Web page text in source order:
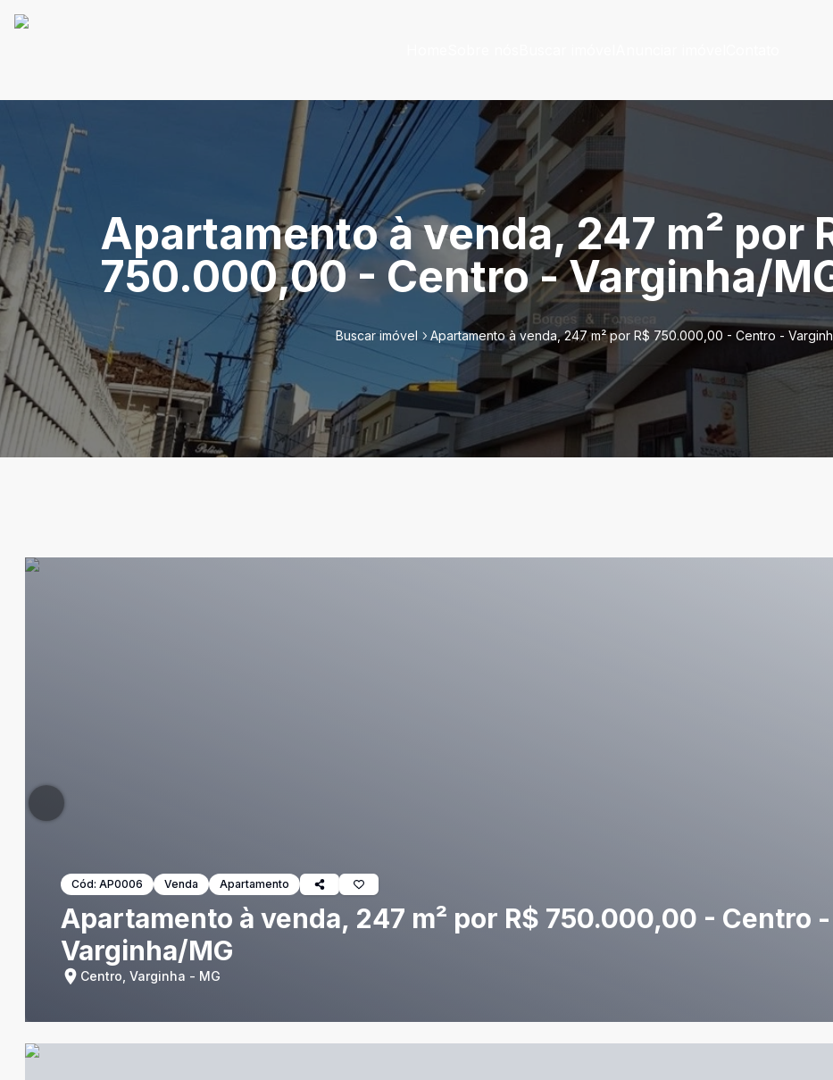
Apartamento à venda, 247 m² por
750.000,00 - Centro - Varginha/
Buscar imóvel Apartamento à venda, 247 m² por R$ 750.000,00 - Centro -
Cód: AP0006 Venda Apartamento
Apartamento à venda, 247 m² por R$ 750.000,00 - Centro -
Varginha/MG
Centro, Varginha - MG